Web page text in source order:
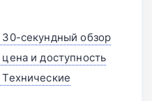
секундный обзор
и доступность